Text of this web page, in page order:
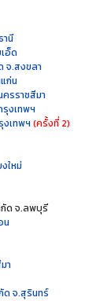
นี
อ็ด
จ.สงขลา
ก่น
รราชสีมา
งเทพฯ
เทพฯ (ครั้งที่ 2)
ใหม่
ด จ.ลพบุรี
น
า
ด จ.สุรินทร์